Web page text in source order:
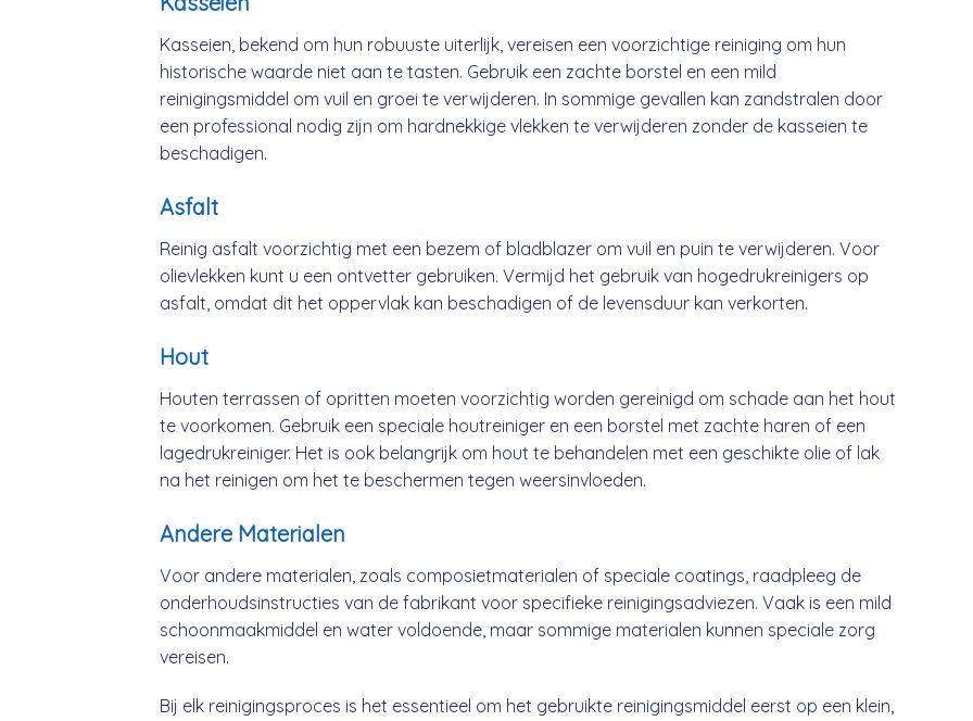
Kasseien, bekend om hun robuuste uiterlijk, vereisen een voorzichtige reiniging om hun
historische waarde niet aan te tasten. Gebruik een zachte borstel en een mild
reinigingsmiddel om vuil en groei te verwijderen. In sommige gevallen kan zandstralen door
een professional nodig zijn om hardnekkige vlekken te verwijderen zonder de kasseien te
beschadigen.
Asfalt
Reinig asfalt voorzichtig met een bezem of bladblazer om vuil en puin te verwijderen. Voor
olievlekken kunt u een ontvetter gebruiken. Vermijd het gebruik van hogedrukreinigers op
asfalt, omdat dit het oppervlak kan beschadigen of de levensduur kan verkorten.
Hout
Houten terrassen of opritten moeten voorzichtig worden gereinigd om schade aan het hout
te voorkomen. Gebruik een speciale houtreiniger en een borstel met zachte haren of een
lagedrukreiniger. Het is ook belangrijk om hout te behandelen met een geschikte olie of lak
na het reinigen om het te beschermen tegen weersinvloeden.
Andere Materialen
Voor andere materialen, zoals composietmaterialen of speciale coatings, raadpleeg de
onderhoudsinstructies van de fabrikant voor specifieke reinigingsadviezen. Vaak is een mild
schoonmaakmiddel en water voldoende, maar sommige materialen kunnen speciale zorg
vereisen.
Bij elk reinigingsproces is het essentieel om het gebruikte reinigingsmiddel eerst op een klein,